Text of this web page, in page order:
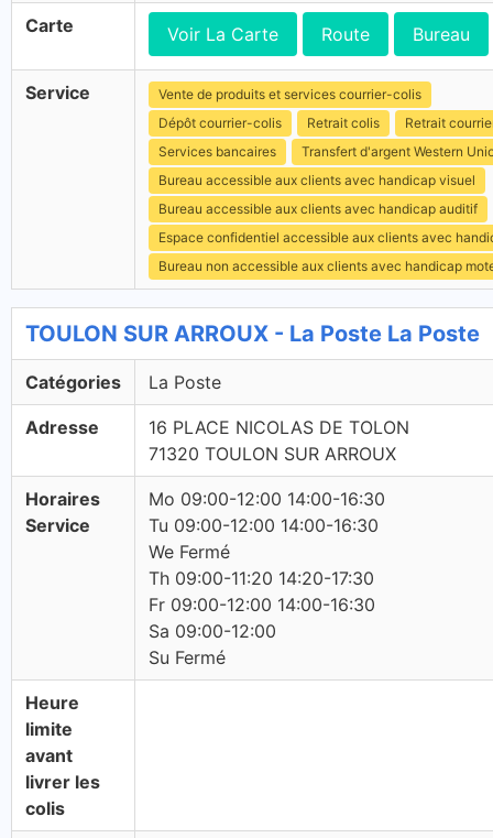
Carte Voir La Carte Route Bureau
Service
Vente de produits et services courrier-colis
Dépôt courrier-colis
Retrait colis
Retrait
Services bancaires
Transfert d'argent Western
Bureau accessible aux clients avec handicap visuel
Bureau accessible aux clients avec handicap auditif
Espace confidentiel accessible aux clients avec
Bureau non accessible aux clients avec handicap
TOULON SUR ARROUX - La Poste La Poste
Catégories La Poste
Adresse
16 PLACE NICOLAS DE TOLON
71320 TOULON SUR ARROUX
Horaires
Service
Mo 09:00-12:00 14:00-16:30
Tu 09:00-12:00 14:00-16:30
We Fermé
Th 09:00-11:20 14:20-17:30
Fr 09:00-12:00 14:00-16:30
Sa 09:00-12:00
Su Fermé
Heure
limite
avant
livrer les
colis